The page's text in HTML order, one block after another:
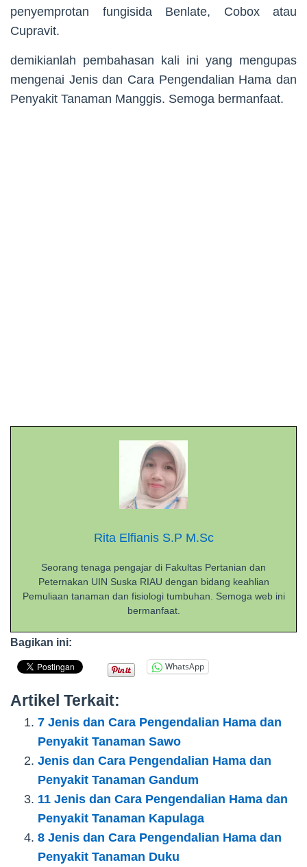
penyemprotan fungisida Benlate, Cobox atau
Cupravit.
demikianlah pembahasan kali ini yang mengupas
mengenai Jenis dan Cara Pengendalian Hama dan
Penyakit Tanaman Manggis. Semoga bermanfaat.
Rita Elfianis S.P M.Sc
Seorang tenaga pengajar di Fakultas Pertanian dan
Peternakan UIN Suska RIAU dengan bidang keahlian
Pemuliaan tanaman dan fisiologi tumbuhan. Semoga web ini
bermanfaat.
Bagikan ini:
WhatsApp
Artikel Terkait:
7 Jenis dan Cara Pengendalian Hama dan
Penyakit Tanaman Sawo
Jenis dan Cara Pengendalian Hama dan
Penyakit Tanaman Gandum
11 Jenis dan Cara Pengendalian Hama dan
Penyakit Tanaman Kapulaga
8 Jenis dan Cara Pengendalian Hama dan
Penyakit Tanaman Duku